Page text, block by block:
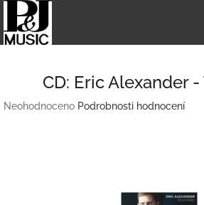
obsah
CD: Eric Alexander
Průměrné
Neohodnoceno Podrobnosti hodnocení